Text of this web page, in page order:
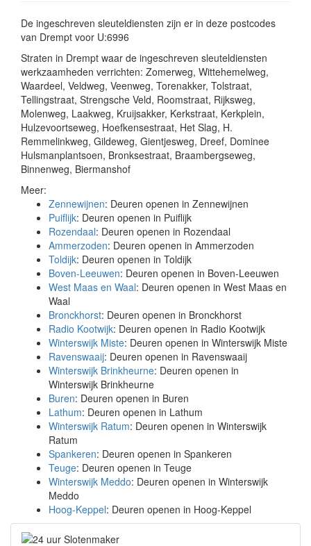
De ingeschreven sleuteldiensten zijn er in deze postcodes
van Drempt voor U:6996
Straten in Drempt waar de ingeschreven sleuteldiensten
werkzaamheden verrichten: Zomerweg, Wittehemelweg,
Waardeel, Veldweg, Veenweg, Torenakker, Tolstraat,
Tellingstraat, Strengsche Veld, Roomstraat, Rijksweg,
Molenweg, Laakweg, Kruijsakker, Kerkstraat, Kerkplein,
Hulzevoortseweg, Hoefkensestraat, Het Slag, H.
Remmelinkweg, Gildeweg, Gientjesweg, Dreef, Dominee
Hulsmanplantsoen, Bronksestraat, Braambergseweg,
Binnenweg, Biermanshof
Meer:
Zennewijnen: Deuren openen in Zennewijnen
Puiflijk: Deuren openen in Puiflijk
Rozendaal: Deuren openen in Rozendaal
Ammerzoden: Deuren openen in Ammerzoden
Toldijk: Deuren openen in Toldijk
Boven-Leeuwen: Deuren openen in Boven-Leeuwen
West Maas en Waal: Deuren openen in West Maas en
Waal
Bronckhorst: Deuren openen in Bronckhorst
Radio Kootwijk: Deuren openen in Radio Kootwijk
Winterswijk Miste: Deuren openen in Winterswijk Miste
Ravenswaaij: Deuren openen in Ravenswaaij
Winterswijk Brinkheurne: Deuren openen in
Winterswijk Brinkheurne
Buren: Deuren openen in Buren
Lathum: Deuren openen in Lathum
Winterswijk Ratum: Deuren openen in Winterswijk
Ratum
Spankeren: Deuren openen in Spankeren
Teuge: Deuren openen in Teuge
Winterswijk Meddo: Deuren openen in Winterswijk
Meddo
Hoog-Keppel: Deuren openen in Hoog-Keppel